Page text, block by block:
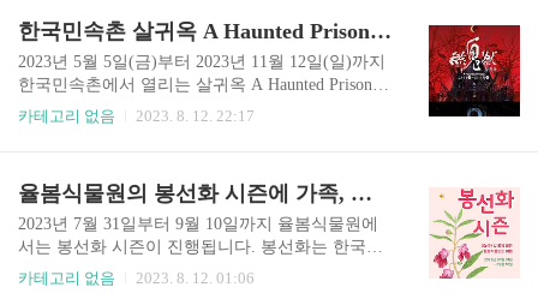
과 세종시립무용단의 협연 등 다양한 형태의 공연
이 관객..
화가 흐르는 예술마당 홈페이지 예술의 향연이 펼
쳐진 축제: 다양한 프로그램과 예술가들의 만남 20
23년에도 가을의 무대가 찾아왔습니다. 4월 19일부
터 11월 29일까지, 전 국민이 손꼽아 기다리는 문화
축제인 '문화가 흐르는 예술마당'이 다시 돌아왔습
느 때보다 화려한 프로그램으로 진행되는 이번 축
제에서 날로 발전하고 ..
한국민속촌 살귀옥 A Haunted Prison 이벤트: 전통과 현대 공포의 완벽한 결합
2023년 5월 5일(금)부터 2023년 11월 12일(일)까지
한국민속촌에서 열리는 살귀옥 A Haunted Prison
이벤트는 전통과 현대 공포가 어우러진 특별한 체
정보를 얻고 방문하시면 더 재미있을 듯합니다. 한
국민속촌 살귀옥 홈페이지 이벤트 구간 및 체험 이
벤트 구간은 미궁, 특수 광장, A Haunted Prison 퍼
레이드, 공포의 숲 등으로 나눠져 있어 다양한 공포
체험을 즐길 수 있습니다 그중에서도 특수 광장에
카테고리 없음 2023. 8. 12. 22:17
율봄식물원의 봉선화 시즌에 가족, 연인, 친구와 함께 즐기는 방법
2023년 7월 31일부터 9월 10일까지 율봄식물원에
서는 봉선화 시즌이 진행됩니다. 봉선화는 한국의
대표적인 가을 꽃 중 하나로, 이번 봉선화 시즌에서
카테고리 없음 2023. 8. 12. 01:06